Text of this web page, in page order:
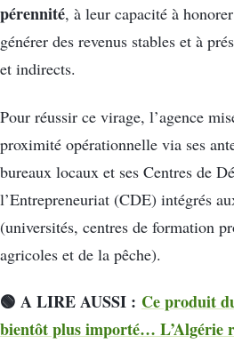
pérennité, à leur capacité à
générer des revenus stables et à
et indirects.
Pour réussir ce virage, l’agence
proximité opérationnelle via ses
bureaux locaux et ses Centres de
l’Entrepreneuriat (CDE) intégrés
(universités, centres de formation
agricoles et de la pêche).
🟢 A LIRE AUSSI : Ce produit
bientôt plus importé… L’Algérie